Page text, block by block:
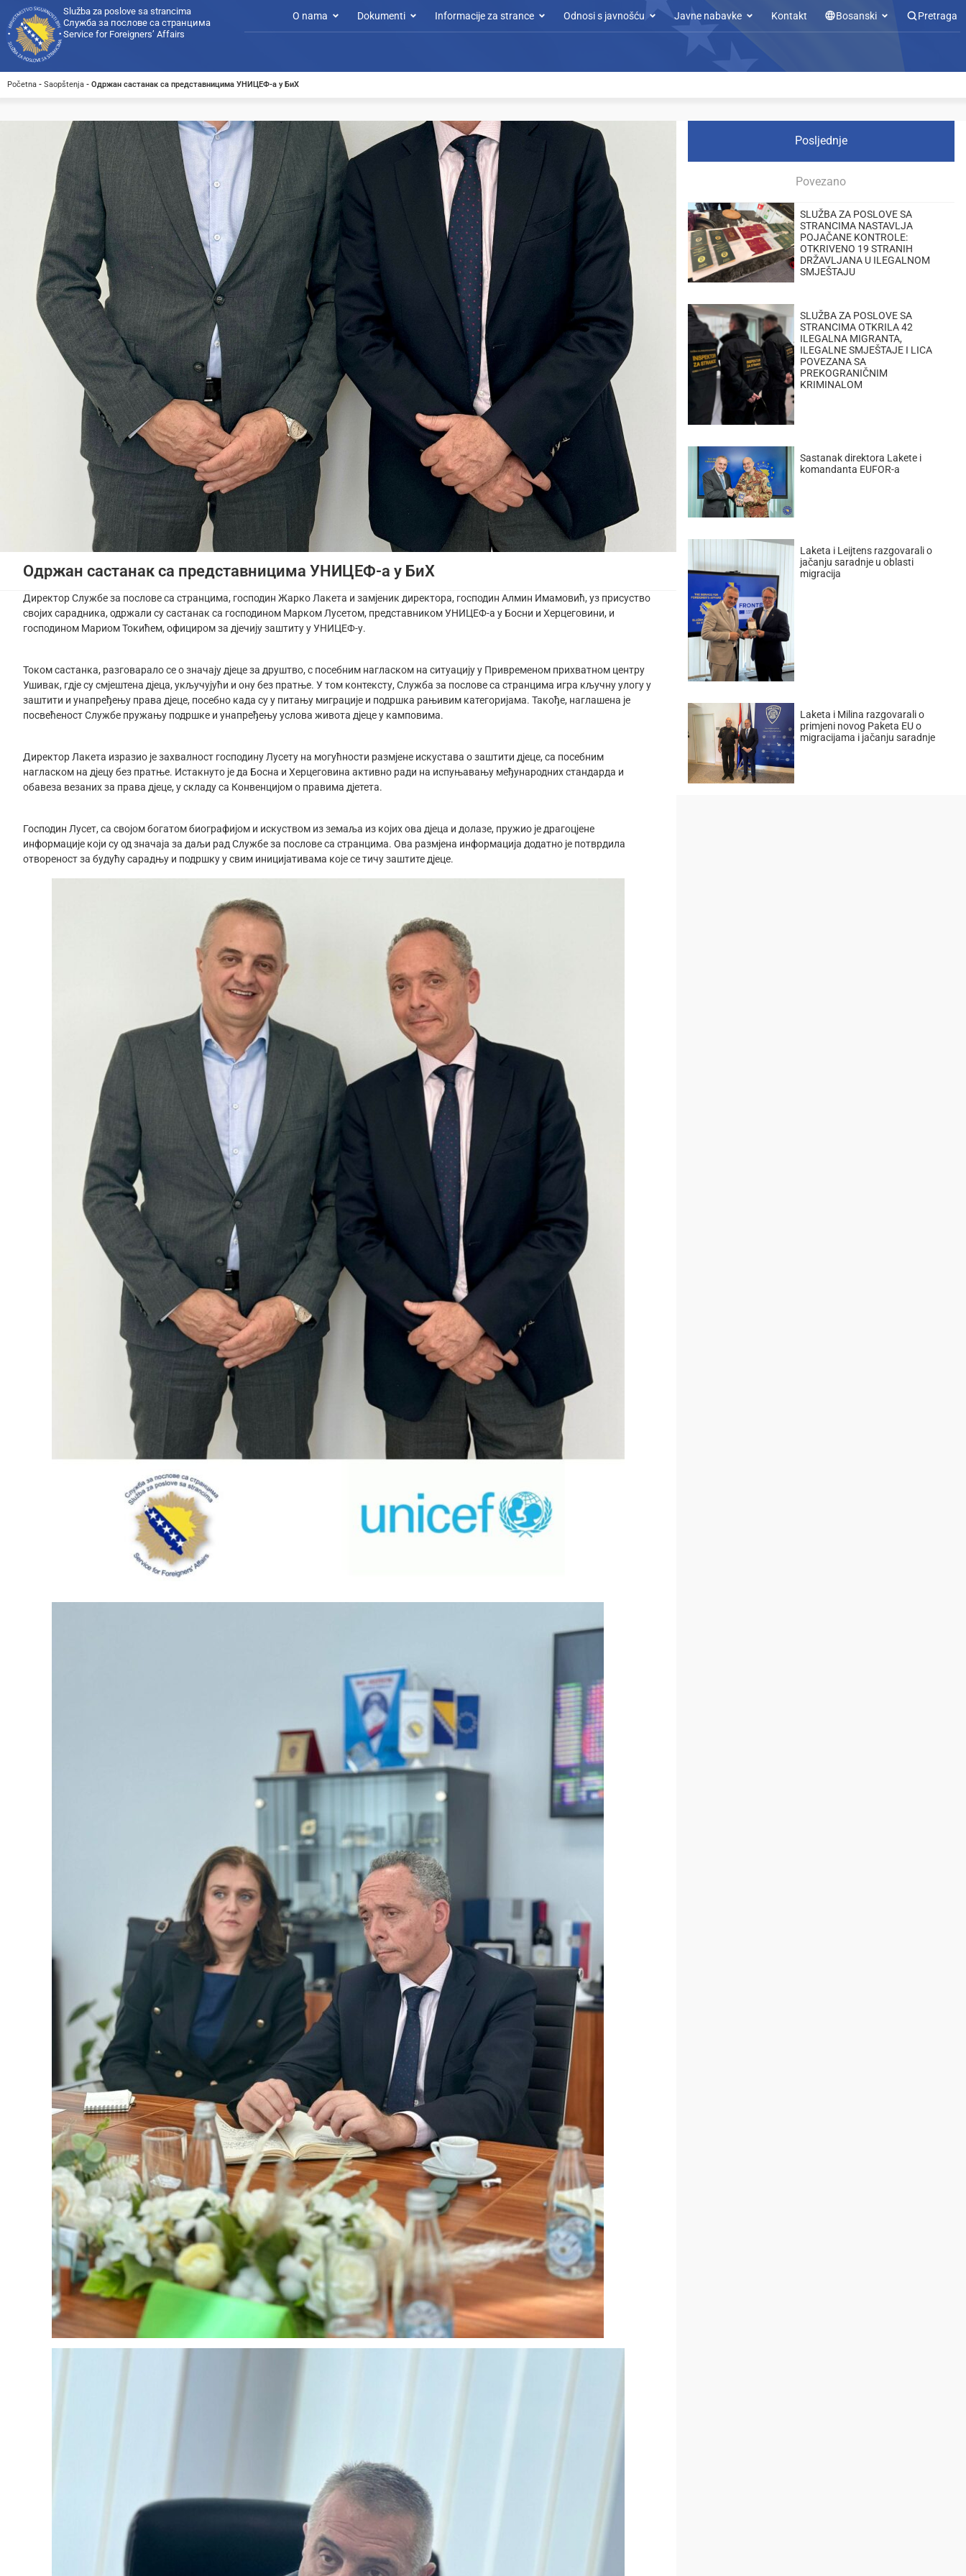
Služba za poslove sa strancima
Служба за послове са странцима
Service for Foreigners’ Affairs
O nama Dokumenti Informacije za strance Odnosi s javnošću Javne nabavke Kontakt Bosanski Pretraga
Početna - Saopštenja - Одржан састанак са представницима УНИЦЕФ-а у БиХ
Одржан састанак са представницима УНИЦЕФ-а у БиХ
Директор Службе за послове са странцима, господин Жарко Лакета и замјеник директора, господин Алмин Имамовић, уз присуство
својих сарадника, одржали су састанак са господином Марком Лусетом, представником УНИЦЕФ-а у Босни и Херцеговини, и
господином Мариом Токићем, официром за дјечију заштиту у УНИЦЕФ-у.
Током састанка, разговарало се о значају дјеце за друштво, с посебним нагласком на ситуацију у Привременом прихватном центру
Ушивак, гдје су смјештена дјеца, укључујући и ону без пратње. У том контексту, Служба за послове са странцима игра кључну улогу у
заштити и унапређењу права дјеце, посебно када су у питању миграције и подршка рањивим категоријама. Такође, наглашена је
посвећеност Службе пружању подршке и унапређењу услова живота дјеце у камповима.
Директор Лакета изразио је захвалност господину Лусету на могућности размјене искустава о заштити дјеце, са посебним
нагласком на дјецу без пратње. Истакнуто је да Босна и Херцеговина активно ради на испуњавању међународних стандарда и
обавеза везаних за права дјеце, у складу са Конвенцијом о правима дјетета.
Господин Лусет, са својом богатом биографијом и искуством из земаља из којих ова дјеца и долазе, пружио је драгоцјене
информације који су од значаја за даљи рад Службе за послове са странцима. Ова размјена информација додатно је потврдила
отвореност за будућу сарадњу и подршку у свим иницијативама које се тичу заштите дјеце.
Posljednje
Povezano
SLUŽBA ZA POSLOVE SA
STRANCIMA NASTAVLJA
POJAČANE KONTROLE:
OTKRIVENO 19 STRANIH
DRŽAVLJANA U ILEGALNOM
SMJEŠTAJU
SLUŽBA ZA POSLOVE SA
STRANCIMA OTKRILA 42
ILEGALNA MIGRANTA,
ILEGALNE SMJEŠTAJE I LICA
POVEZANA SA
PREKOGRANIČNIM
KRIMINALOM
Sastanak direktora Lakete i
komandanta EUFOR-a
Laketa i Leijtens razgovarali o
jačanju saradnje u oblasti
migracija
Laketa i Milina razgovarali o
primjeni novog Paketa EU o
migracijama i jačanju saradnje